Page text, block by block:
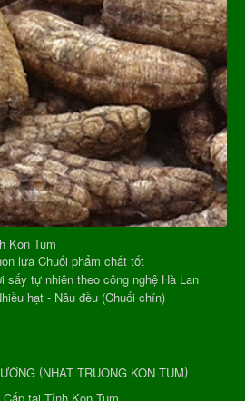
Kon Tum
lựa Chuối phẩm chất tốt
sấy tự nhiên theo công nghệ Hà Lan
hạt - Nâu đều (Chuối chín)
(NHAT TRUONG KON TUM)